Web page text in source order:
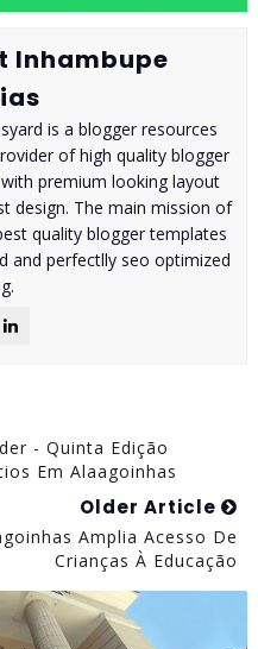
Inhambupe
is a blogger resources
of high quality blogger
premium looking layout
design. The main mission of
quality blogger templates
and perfectlly seo optimized
- Quinta Edição
Em Alaagoinhas
Older Article
Amplia Acesso De
Crianças À Educação